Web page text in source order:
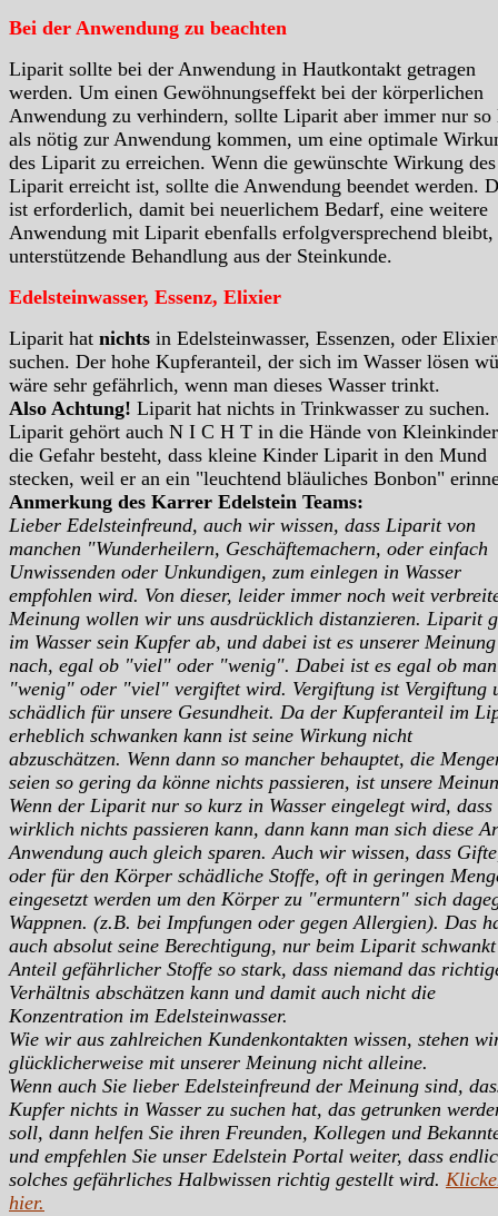
Bei der Anwendung zu beachten
Liparit sollte bei der Anwendung in Hautkontakt getragen
werden. Um einen Gewöhnungseffekt bei der körperlichen
Anwendung zu verhindern, sollte Liparit aber immer nur so
als nötig zur Anwendung kommen, um eine optimale
des Liparit zu erreichen. Wenn die gewünschte Wirkung des
Liparit erreicht ist, sollte die Anwendung beendet werden.
ist erforderlich, damit bei neuerlichem Bedarf, eine weitere
Anwendung mit Liparit ebenfalls erfolgversprechend bleibt,
unterstützende Behandlung aus der Steinkunde.
Edelsteinwasser, Essenz, Elixier
Liparit hat nichts in Edelsteinwasser, Essenzen, oder
suchen. Der hohe Kupferanteil, der sich im Wasser lösen
wäre sehr gefährlich, wenn man dieses Wasser trinkt.
Also Achtung! Liparit hat nichts in Trinkwasser zu suchen.
Liparit gehört auch N I C H T in die Hände von
die Gefahr besteht, dass kleine Kinder Liparit in den Mund
stecken, weil er an ein "leuchtend bläuliches Bonbon"
Anmerkung des Karrer Edelstein Teams:
Lieber Edelsteinfreund, auch wir wissen, dass Liparit von
manchen "Wunderheilern, Geschäftemachern, oder einfach
Unwissenden oder Unkundigen, zum einlegen in Wasser
empfohlen wird. Von dieser, leider immer noch weit
Meinung wollen wir uns ausdrücklich distanzieren. Liparit
im Wasser sein Kupfer ab, und dabei ist es unserer Meinung
nach, egal ob "viel" oder "wenig". Dabei ist es egal ob man
"wenig" oder "viel" vergiftet wird. Vergiftung ist Vergiftung
schädlich für unsere Gesundheit. Da der Kupferanteil im
erheblich schwanken kann ist seine Wirkung nicht
abzuschätzen. Wenn dann so mancher behauptet, die
seien so gering da könne nichts passieren, ist unsere
Wenn der Liparit nur so kurz in Wasser eingelegt wird, dass
wirklich nichts passieren kann, dann kann man sich diese
Anwendung auch gleich sparen. Auch wir wissen, dass
oder für den Körper schädliche Stoffe, oft in geringen
eingesetzt werden um den Körper zu "ermuntern" sich
Wappnen. (z.B. bei Impfungen oder gegen Allergien). Das
auch absolut seine Berechtigung, nur beim Liparit
Anteil gefährlicher Stoffe so stark, dass niemand das
Verhältnis abschätzen kann und damit auch nicht die
Konzentration im Edelsteinwasser.
Wie wir aus zahlreichen Kundenkontakten wissen, stehen
glücklicherweise mit unserer Meinung nicht alleine.
Wenn auch Sie lieber Edelsteinfreund der Meinung sind,
Kupfer nichts in Wasser zu suchen hat, das getrunken
soll, dann helfen Sie ihren Freunden, Kollegen und
und empfehlen Sie unser Edelstein Portal weiter, dass
solches gefährliches Halbwissen richtig gestellt wird.
hier.